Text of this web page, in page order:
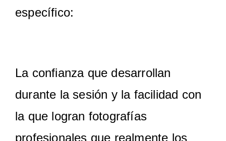
específico:
La confianza que desarrollan
durante la sesión y la facilidad con
la que logran fotografías
profesionales que realmente los